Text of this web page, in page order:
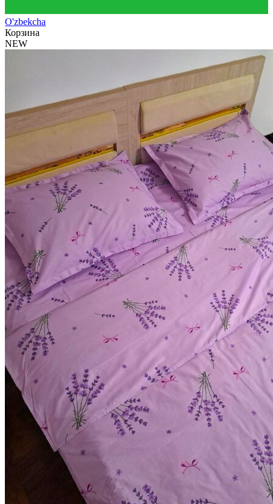
O'zbekcha
Корзина
NEW